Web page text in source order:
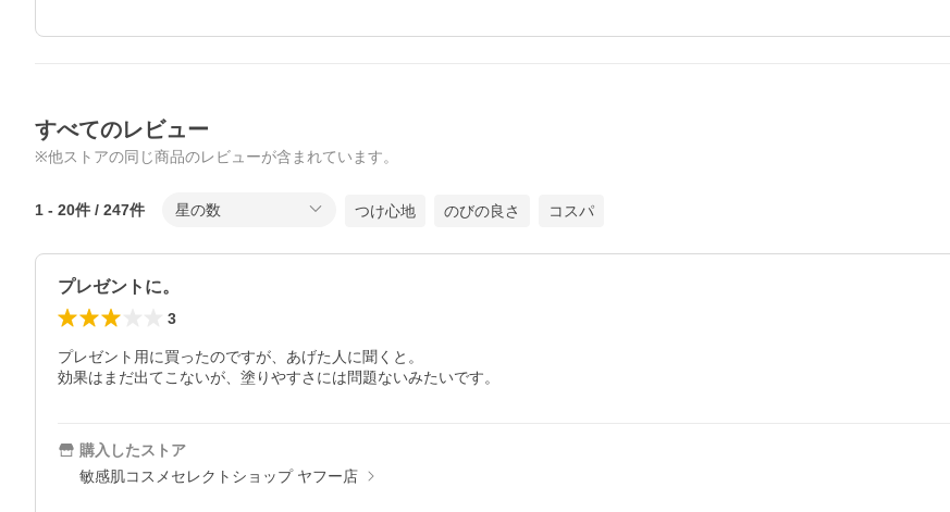
すべてのレビュー
※他ストアの同じ商品のレビューが含まれています。
1 - 20件 / 247件 星の数 つけ心地 のびの良さ コスパ
プレゼントに。
3
プレゼント用に買ったのですが、あげた人に聞くと。
効果はまだ出てこないが、塗りやすさには問題ないみたいです。
購入したストア
敏感肌コスメセレクトショップ ヤフー店